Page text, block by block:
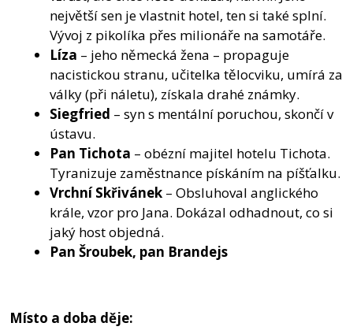
největší sen je vlastnit hotel, ten si také splní.
Vývoj z pikolíka přes milionáře na samotáře.
Líza – jeho německá žena – propaguje
nacistickou stranu, učitelka tělocviku, umírá za
války (při náletu), získala drahé známky.
Siegfried – syn s mentální poruchou, skončí v
ústavu.
Pan Tichota – obézní majitel hotelu Tichota.
Tyranizuje zaměstnance pískáním na píšťalku.
Vrchní Skřivánek – Obsluhoval anglického
krále, vzor pro Jana. Dokázal odhadnout, co si
jaký host objedná.
Pan Šroubek, pan Brandejs
Místo a doba děje: